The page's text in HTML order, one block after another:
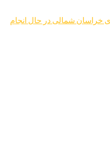
خراسان شمالی در حال انجام